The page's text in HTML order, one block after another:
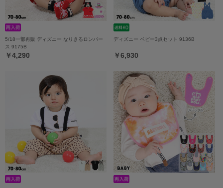
5/18一部再販 ディズニー なりきるロンパー
ス 9175B
￥4,290
ディズニー ベビー3点セット 9136B
￥6,930